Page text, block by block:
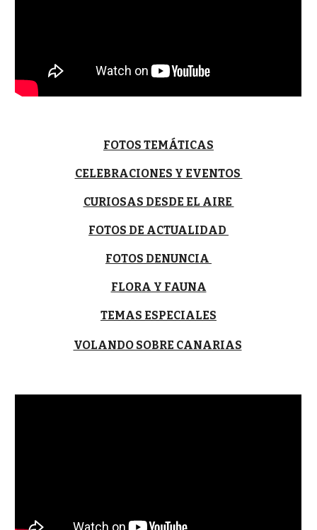
FOTOS TEMÁTICAS
CELEBRACIONES Y EVENTOS
CURIOSAS DESDE EL AIRE
FOTOS DE ACTUALIDAD
FOTOS DENUNCIA
FLORA Y FAUNA
TEMAS ESPECIALES
VOLANDO SOBRE CANARIAS